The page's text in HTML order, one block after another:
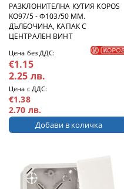
РАЗКЛОНИТЕЛНА КУТИЯ KOPOS
KO97/5 - Ф103/50 ММ.
ДЪЛБОЧИНА, КАПАК С
ЦЕНТРАЛЕН ВИНТ
Цена без ДДС:
€1.15
2.25 лв.
Цена с ДДС:
€1.38
2.70 лв.